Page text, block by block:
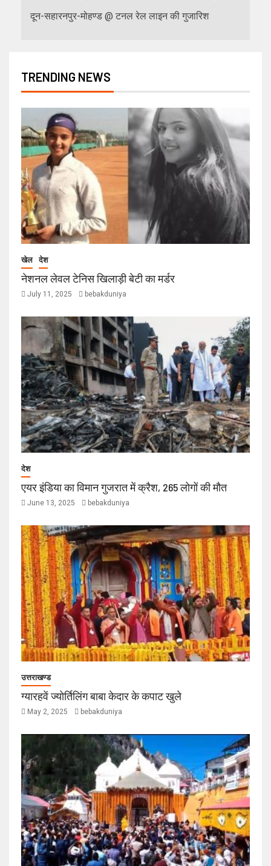
दून-सहारनपुर-मोहण्ड @ टनल रेल लाइन की गुजारिश
TRENDING NEWS
खेल देश
नेशनल लेवल टेनिस खिलाड़ी बेटी का मर्डर
July 11, 2025 bebakduniya
देश
एयर इंडिया का विमान गुजरात में क्रैश, 265 लोगों की मौत
June 13, 2025 bebakduniya
उत्तराखण्ड
ग्यारहवें ज्योर्तिलिंग बाबा केदार के कपाट खुले
May 2, 2025 bebakduniya